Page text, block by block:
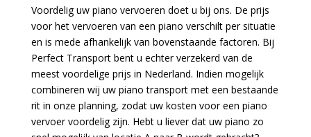
Voordelig uw piano vervoeren doet u bij ons. De prijs
voor het vervoeren van een piano verschilt per situatie
en is mede afhankelijk van bovenstaande factoren. Bij
Perfect Transport bent u echter verzekerd van de
meest voordelige prijs in Nederland. Indien mogelijk
combineren wij uw piano transport met een bestaande
rit in onze planning, zodat uw kosten voor een piano
vervoer voordelig zijn. Hebt u liever dat uw piano zo